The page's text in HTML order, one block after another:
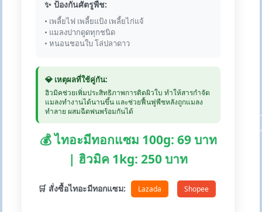
✨ ป้องกันศัตรูพืช:
• เพลี้ยไฟ เพลี้ยแป้ง เพลี้ยไก่แจ้
• แมลงปากดูดทุกชนิด
• หนอนชอนใบ โล่ปลาดาว
💎 เหตุผลที่ใช้คู่กัน:
ฮิวมิคช่วยเพิ่มประสิทธิภาพการติดผิวใบ ทำให้สารกำจัด
แมลงทำงานได้นานขึ้น และช่วยฟื้นฟูพืชหลังถูกแมลง
ทำลาย ผสมฉีดพ่นพร้อมกันได้
💰 ไทอะมีทอกแซม 100g: 69 บาท
| ฮิวมิค 1kg: 250 บาท
🛒 สั่งซื้อไทอะมีทอกแซม: Lazada Shopee